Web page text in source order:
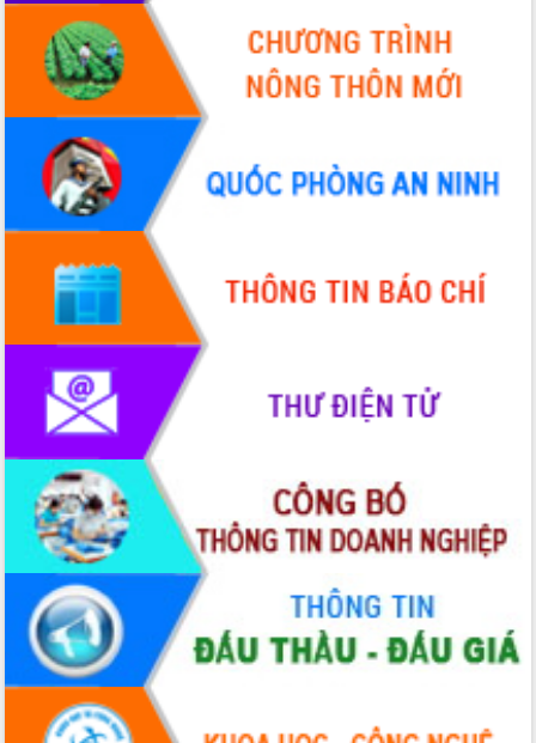
Họp báo thông tin về Hội nghị Công bố
Quy hoạch và Xúc tiến đầu tư tỉnh Đắk
Khơi thông điểm nghẽn, đẩy nhanh
giải ngân vốn khắc phục thiên tai
HĐND tỉnh thông qua điều chỉnh Quy
hoạch tỉnh thời kỳ 2021-2030
Hội thảo góp ý hồ sơ điều chỉnh quy
hoạch tỉnh Đắk Lắk thời kỳ 2021-2030,
tầm nhìn đến năm 2050
Nâng cao hiệu quả hoạt động của các
doanh nghiệp nhà nước
Hội nghị triển khai kết nối mạng
truyền số liệu chuyên dùng phục vụ cơ
quan Đảng, Nhà nước
Lễ phát động chuỗi hoạt động chung
tay làm sạch môi trường
Xã Ea Kar bước chuyển mình trong
công tác cải cách hành chính mô hình
mới
UBND tỉnh họp báo định kỳ tháng 4
năm 2026
Hội thảo khoa học “Giải pháp thúc đẩy
phát triển nền kinh tế xanh tại tỉnh
Đắk Lắk”
Tăng cường giám sát, đôn đốc thực
hiện nhiệm vụ quản lý tài sản công
hàng tuần